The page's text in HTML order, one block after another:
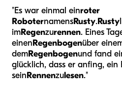
"Es war einmal einroter
RoboternamensRusty.Rusty
imRegenzurennen. Eines
einenRegenbogenüber
demRegenbogenund fand
glücklich, dass er anfing, ein
seinRennenzulesen."